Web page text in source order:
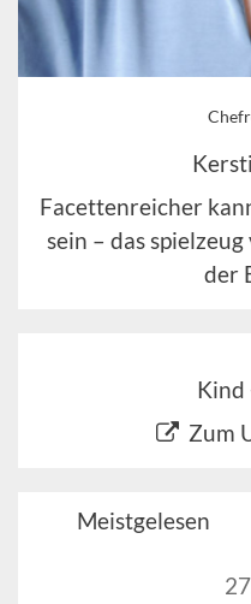
Facettenreicher
sein – das
der
Kind
Zum
Meistgelesen